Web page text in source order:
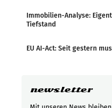
Immobilien-Analyse:
Tiefstand
EU AI-Act: Seit gestern
newsletter